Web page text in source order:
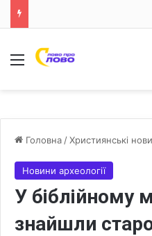
Меню
Головна /Християнські
Новини археології
У біблійному
знайшли